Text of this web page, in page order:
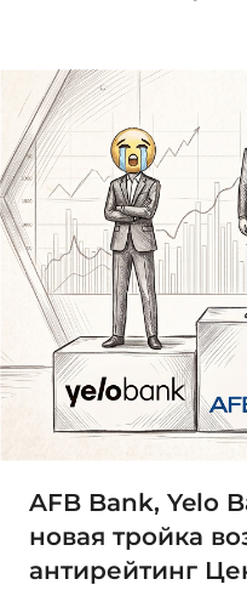
AFB Bank, Yelo
новая тройка
антирейтинг